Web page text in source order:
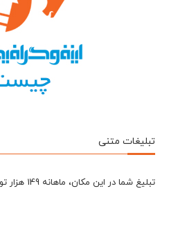
تبلیغات متنی
تبلیغ شما در این مکان، ماهانه 149 هزار تومان